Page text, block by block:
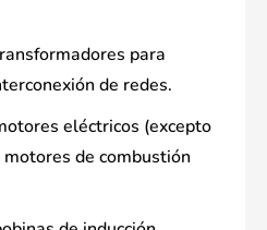
para
de redes.
eléctricos (excepto
de combustión